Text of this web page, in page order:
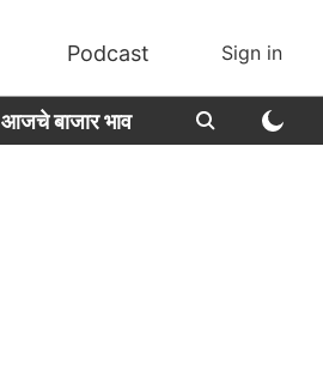
Podcast Sign in
आजचे बाजार भाव